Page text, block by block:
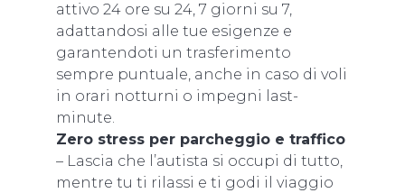
attivo 24 ore su 24, 7 giorni su 7,
adattandosi alle tue esigenze e
garantendoti un trasferimento
sempre puntuale, anche in caso di voli
in orari notturni o impegni last-
minute.
Zero stress per parcheggio e traffico
– Lascia che l’autista si occupi di tutto,
mentre tu ti rilassi e ti godi il viaggio